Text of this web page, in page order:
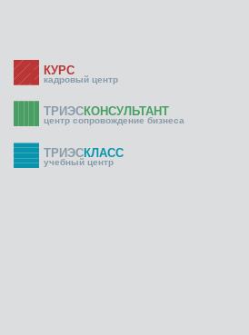
КУРС
кадровый центр
ТРИЭСКОНСУЛЬТАНТ
центр сопровождение бизнеса
ТРИЭСКЛАСС
учебный центр